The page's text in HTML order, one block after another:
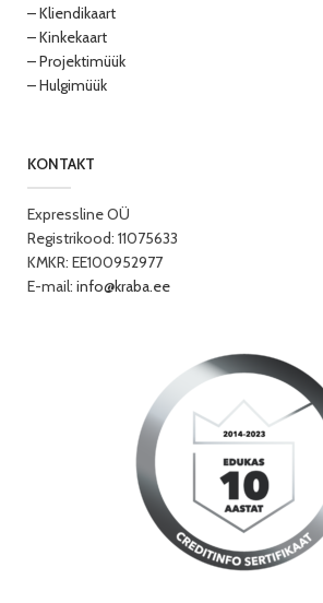
– Kliendikaart
– Kinkekaart
– Projektimüük
– Hulgimüük
KONTAKT
Expressline OÜ
Registrikood: 11075633
KMKR: EE100952977
E-mail: info@kraba.ee